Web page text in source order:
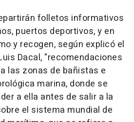
folletos informativos
puertos deportivos, y en
y recogen, según explicó el
Dacal, "recomendaciones
las zonas de bañistas e
marina, donde se
a ella antes de salir a la
el sistema mundial de